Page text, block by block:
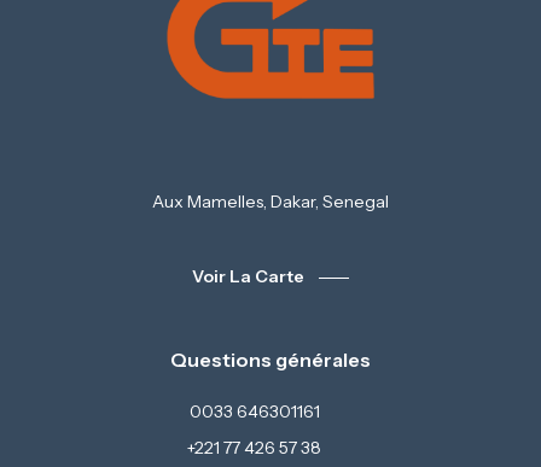
Aux Mamelles, Dakar, Senegal
Voir La Carte
Questions générales
0033 646301161
+221 77 426 57 38